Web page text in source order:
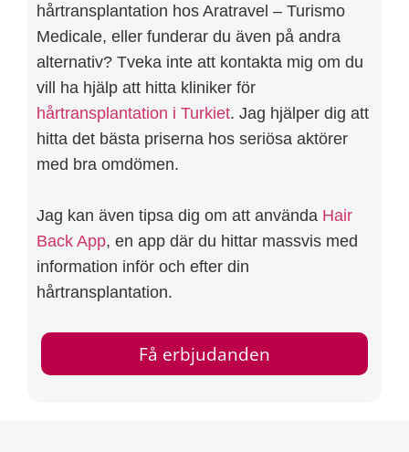
hårtransplantation hos Aratravel – Turismo
Medicale, eller funderar du även på andra
alternativ? Tveka inte att kontakta mig om du
vill ha hjälp att hitta kliniker för
hårtransplantation i Turkiet. Jag hjälper dig att
hitta det bästa priserna hos seriösa aktörer
med bra omdömen.
Jag kan även tipsa dig om att använda Hair
Back App, en app där du hittar massvis med
information inför och efter din
hårtransplantation.
Få erbjudanden